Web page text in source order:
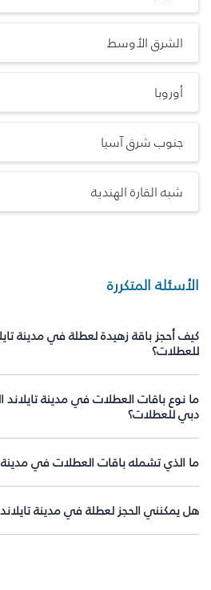
الشرق الأوسط
أوروبا
جنوب شرق آسيا
شبه القارة الهندية
الأسئلة المتكررة
كيف أحجز باقة زهيدة لعطلة في مدينة
للعطلات؟
ما نوع باقات العطلات في مدينة تايلاند
دبي للعطلات؟
ما الذي تشمله باقات العطلات في مدينة
هل يمكنني الحجز لعطلة في مدينة